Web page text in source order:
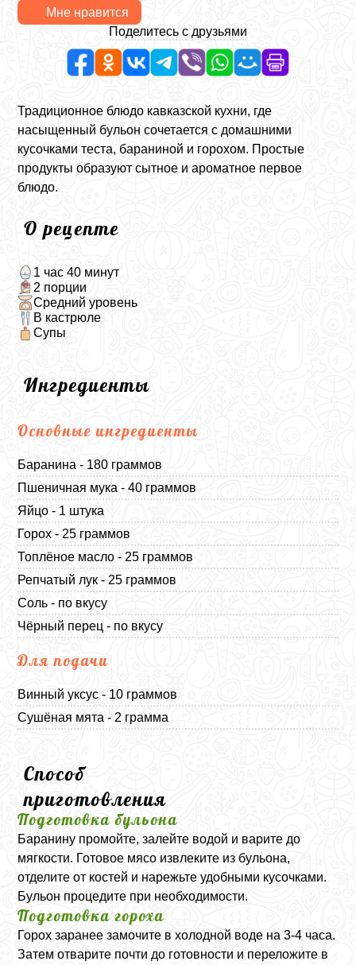
Мне нравится
Поделитесь с друзьями
Традиционное блюдо кавказской кухни, где
насыщенный бульон сочетается с домашними
кусочками теста, бараниной и горохом. Простые
продукты образуют сытное и ароматное первое
блюдо.
О рецепте
1 час 40 минут
2 порции
Средний уровень
В кастрюле
Супы
Ингредиенты
Основные ингредиенты
Баранина - 180 граммов
Пшеничная мука - 40 граммов
Яйцо - 1 штука
Горох - 25 граммов
Топлёное масло - 25 граммов
Репчатый лук - 25 граммов
Соль - по вкусу
Чёрный перец - по вкусу
Для подачи
Винный уксус - 10 граммов
Сушёная мята - 2 грамма
Способ
приготовления
Подготовка бульона
Баранину промойте, залейте водой и варите до
мягкости. Готовое мясо извлеките из бульона,
отделите от костей и нарежьте удобными кусочками.
Бульон процедите при необходимости.
Подготовка гороха
Горох заранее замочите в холодной воде на 3-4 часа.
Затем отварите почти до готовности и переложите в